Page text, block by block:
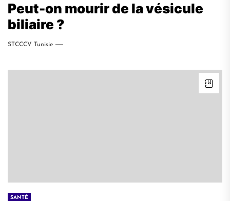
Peut-on mourir de la vésicule
biliaire ?
STCCCV Tunisie
SANTÉ